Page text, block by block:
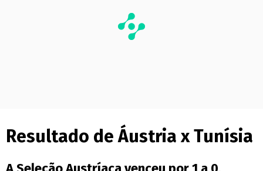
Resultado de Áustria x Tunísia